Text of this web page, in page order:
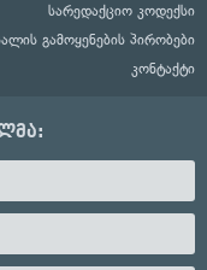
სარედაქციო კოდექსი
გამოყენების პირობები
კონტაქტი